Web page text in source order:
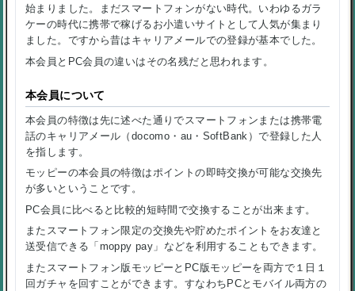
始まりました。まだスマートフォンがない時代。いわゆるガラ
ケーの時代に携帯で稼げるお小遣いサイトとして人気が集まり
ました。ですから昔はキャリアメールでの登録が基本でした。
本会員とPC会員の違いはその名残だと思われます。
本会員について
本会員の特徴は先に述べた通りで スマートフォンまたは携帯電
話のキャリアメール（docomo・au・SoftBank）で登録した人
を指します。
モッピーの本会員の特徴はポイントの即時交換が可能な交換先
が多いということです。
PC会員に比べると比較的短時間で交換することが出来ます。
またスマートフォン限定の交換先や貯めたポイントをお友達と
送受信できる「moppy pay」などを利用することもできます。
またスマートフォン版モッピーとPC版モッピーを両方で１日１
回ガチャを回すことができます。すなわちPCとモバイル両方の